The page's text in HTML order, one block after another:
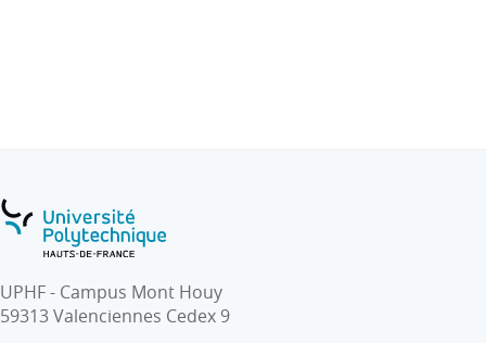
UPHF - Campus Mont Houy
59313 Valenciennes Cedex 9